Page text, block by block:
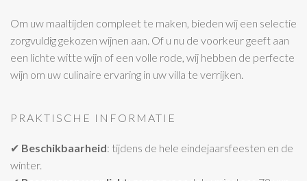
Om uw maaltijden compleet te maken, bieden wij een selectie
zorgvuldig gekozen wijnen aan. Of u nu de voorkeur geeft aan
een lichte witte wijn of een volle rode, wij hebben de perfecte
wijn om uw culinaire ervaring in uw villa te verrijken.
PRAKTISCHE INFORMATIE
✔ Beschikbaarheid: tijdens de hele eindejaarsfeesten en de
winter.